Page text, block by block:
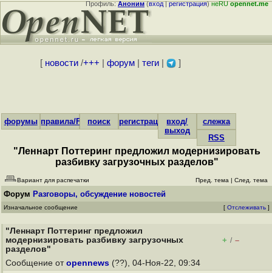
Профиль:Аноним(вход|регистрация)неRUopennet.me
[ новости/+++ форум| теги| ]
форумы правила/FAQпоиск регистрациявход/
выход
слежка
RSS
"Леннарт Поттеринг предложил модернизировать
разбивку загрузочных разделов"
Вариант для распечатки Пред. тема | След. тема
Форум Разговоры, обсуждение новостей
Изначальное сообщение [ Отслеживать ]
"Леннарт Поттеринг предложил
модернизировать разбивку загрузочных
разделов"
+ / –
Сообщение от opennews (??), 04-Ноя-22, 09:34